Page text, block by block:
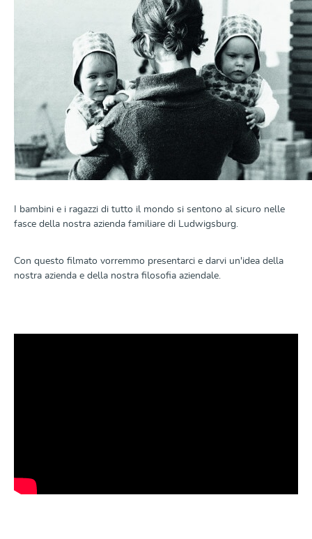
I bambini e i ragazzi di tutto il mondo si sentono al sicuro nelle
fasce della nostra azienda familiare di Ludwigsburg.
Con questo filmato vorremmo presentarci e darvi un'idea della
nostra azienda e della nostra filosofia aziendale.